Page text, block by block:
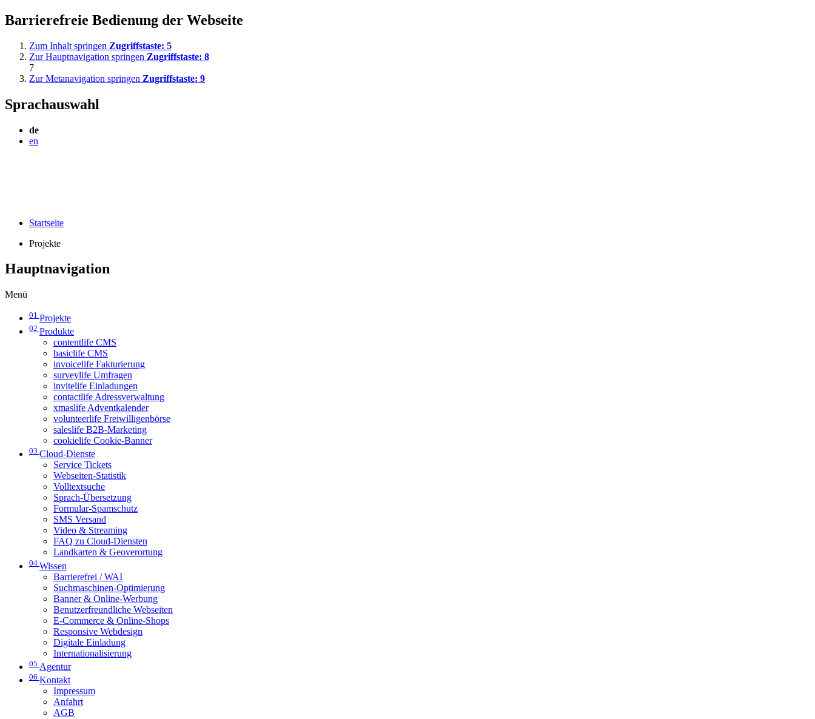
Barrierefreie Bedienung der Webseite
Zum Inhalt springen Zugriffstaste: 5
Zur Hauptnavigation springen Zugriffstaste: 8
7
Zur Metanavigation springen Zugriffstaste: 9
Sprachauswahl
de
en
Startseite
Projekte
Hauptnavigation
Menü
01 Projekte
02 Produkte
contentlife CMS
basiclife CMS
invoicelife Fakturierung
surveylife Umfragen
invitelife Einladungen
contactlife Adressverwaltung
xmaslife Adventkalender
volunteerlife Freiwilligenbörse
saleslife B2B-Marketing
cookielife Cookie-Banner
03 Cloud-Dienste
Service Tickets
Webseiten-Statistik
Volltextsuche
Sprach-Übersetzung
Formular-Spamschutz
SMS Versand
Video & Streaming
FAQ zu Cloud-Diensten
Landkarten & Geoverortung
04 Wissen
Barrierefrei / WAI
Suchmaschinen-Optimierung
Banner & Online-Werbung
Benutzerfreundliche Webseiten
E-Commerce & Online-Shops
Responsive Webdesign
Digitale Einladung
Internationalisierung
05 Agentur
06 Kontakt
Impressum
Anfahrt
AGB